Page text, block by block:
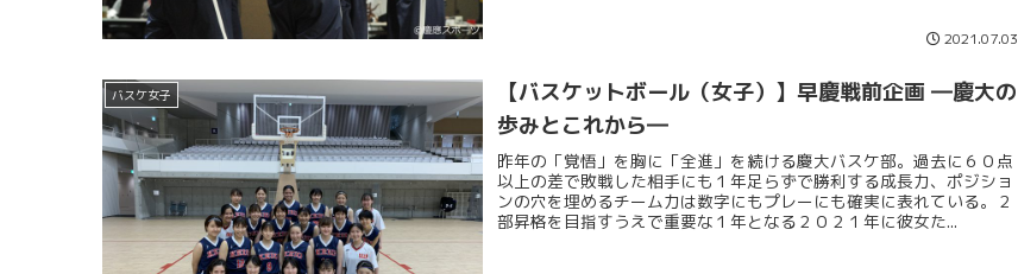
2021.07.03
バスケ女子
【バスケットボール（女子）】早慶戦前企画 ―慶大の
歩みとこれから―
昨年の「覚悟」を胸に「全進」を続ける慶大バスケ部。過去に６０点
以上の差で敗戦した相手にも１年足らずで勝利する成長力、ポジショ
ンの穴を埋めるチーム力は数字にもプレーにも確実に表れている。２
部昇格を目指すうえで重要な１年となる２０２１年に彼女た...